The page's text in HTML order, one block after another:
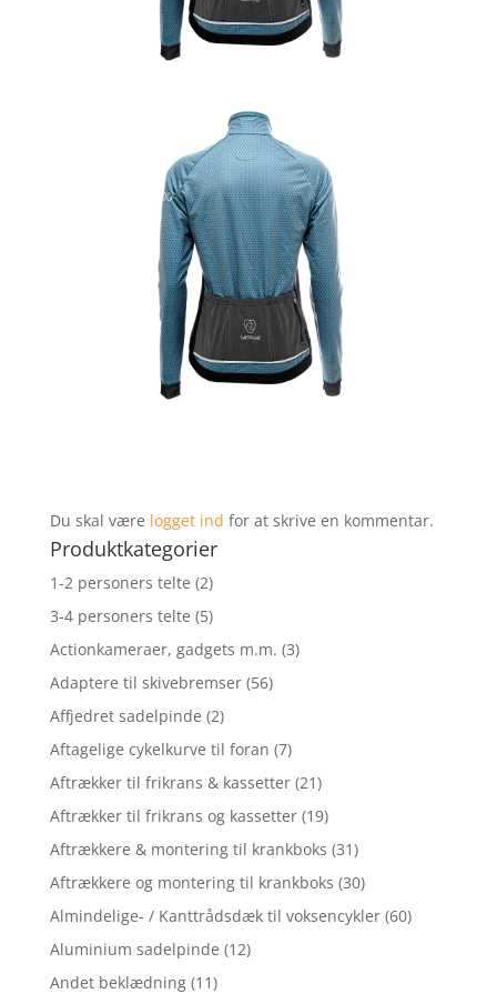
Du skal være logget ind for at skrive en kommentar.
Produktkategorier
1-2 personers telte (2)
3-4 personers telte (5)
Actionkameraer, gadgets m.m. (3)
Adaptere til skivebremser (56)
Affjedret sadelpinde (2)
Aftagelige cykelkurve til foran (7)
Aftrækker til frikrans & kassetter (21)
Aftrækker til frikrans og kassetter (19)
Aftrækkere & montering til krankboks (31)
Aftrækkere og montering til krankboks (30)
Almindelige- / Kanttrådsdæk til voksencykler (60)
Aluminium sadelpinde (12)
Andet beklædning (11)